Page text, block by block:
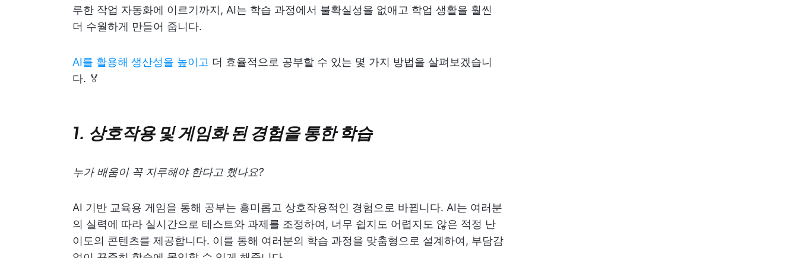
루한 작업 자동화에 이르기까지, AI는 학습 과정에서 불확실성을 없애고 학업 생활을 훨씬
더 수월하게 만들어 줍니다.
AI를 활용해 생산성을 높이고 더 효율적으로 공부할 수 있는 몇 가지 방법을 살펴보겠습니
다. 🏅
1. 상호작용 및 게임화 된 경험을 통한 학습
누가 배움이 꼭 지루해야 한다고 했나요?
AI 기반 교육용 게임을 통해 공부는 흥미롭고 상호작용적인 경험으로 바뀝니다. AI는 여러분
의 실력에 따라 실시간으로 테스트와 과제를 조정하여, 너무 쉽지도 어렵지도 않은 적정 난
이도의 콘텐츠를 제공합니다. 이를 통해 여러분의 학습 과정을 맞춤형으로 설계하여, 부담감